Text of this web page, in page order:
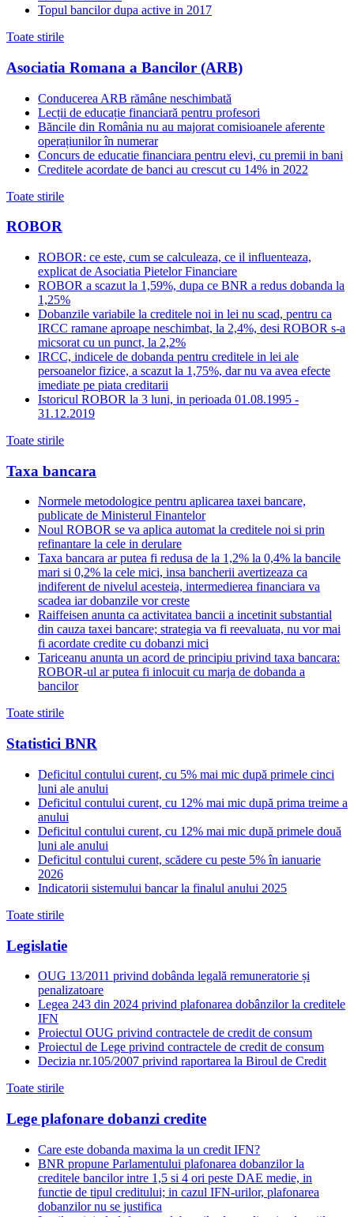
Topul bancilor dupa active in 2017
Toate stirile
Asociatia Romana a Bancilor (ARB)
Conducerea ARB rămâne neschimbată
Lecții de educație financiară pentru profesori
Băncile din România nu au majorat comisioanele aferente
operațiunilor în numerar
Concurs de educatie financiara pentru elevi, cu premii in bani
Creditele acordate de banci au crescut cu 14% in 2022
Toate stirile
ROBOR
ROBOR: ce este, cum se calculeaza, ce il influenteaza,
explicat de Asociatia Pietelor Financiare
ROBOR a scazut la 1,59%, dupa ce BNR a redus dobanda la
1,25%
Dobanzile variabile la creditele noi in lei nu scad, pentru ca
IRCC ramane aproape neschimbat, la 2,4%, desi ROBOR s-a
micsorat cu un punct, la 2,2%
IRCC, indicele de dobanda pentru creditele in lei ale
persoanelor fizice, a scazut la 1,75%, dar nu va avea efecte
imediate pe piata creditarii
Istoricul ROBOR la 3 luni, in perioada 01.08.1995 -
31.12.2019
Toate stirile
Taxa bancara
Normele metodologice pentru aplicarea taxei bancare,
publicate de Ministerul Finantelor
Noul ROBOR se va aplica automat la creditele noi si prin
refinantare la cele in derulare
Taxa bancara ar putea fi redusa de la 1,2% la 0,4% la bancile
mari si 0,2% la cele mici, insa bancherii avertizeaza ca
indiferent de nivelul acesteia, intermedierea financiara va
scadea iar dobanzile vor creste
Raiffeisen anunta ca activitatea bancii a incetinit substantial
din cauza taxei bancare; strategia va fi reevaluata, nu vor mai
fi acordate credite cu dobanzi mici
Tariceanu anunta un acord de principiu privind taxa bancara:
ROBOR-ul ar putea fi inlocuit cu marja de dobanda a
bancilor
Toate stirile
Statistici BNR
Deficitul contului curent, cu 5% mai mic după primele cinci
luni ale anului
Deficitul contului curent, cu 12% mai mic după prima treime a
anului
Deficitul contului curent, cu 12% mai mic după primele două
luni ale anului
Deficitul contului curent, scădere cu peste 5% în ianuarie
2026
Indicatorii sistemului bancar la finalul anului 2025
Toate stirile
Legislatie
OUG 13/2011 privind dobânda legală remuneratorie și
penalizatoare
Legea 243 din 2024 privind plafonarea dobânzilor la creditele
IFN
Proiectul OUG privind contractele de credit de consum
Proiectul de Lege privind contractele de credit de consum
Decizia nr.105/2007 privind raportarea la Biroul de Credit
Toate stirile
Lege plafonare dobanzi credite
Care este dobanda maxima la un credit IFN?
BNR propune Parlamentului plafonarea dobanzilor la
creditele bancilor intre 1,5 si 4 ori peste DAE medie, in
functie de tipul creditului; in cazul IFN-urilor, plafonarea
dobanzilor nu se justifica